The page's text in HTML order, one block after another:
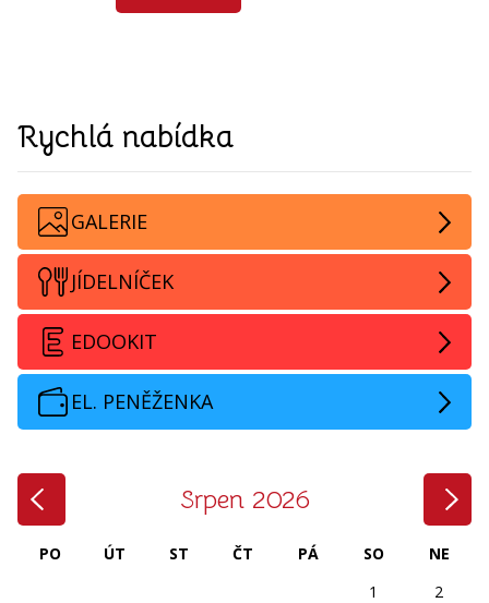
Rychlá nabídka
GALERIE
JÍDELNÍČEK
EDOOKIT
EL. PENĚŽENKA
Srpen 2026
PO ÚT ST ČT PÁ SO
NE
1
2